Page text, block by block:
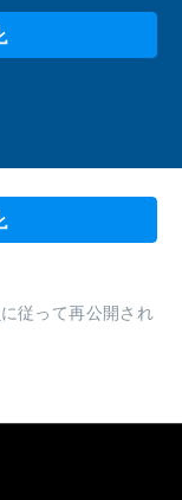
に従って再公開され